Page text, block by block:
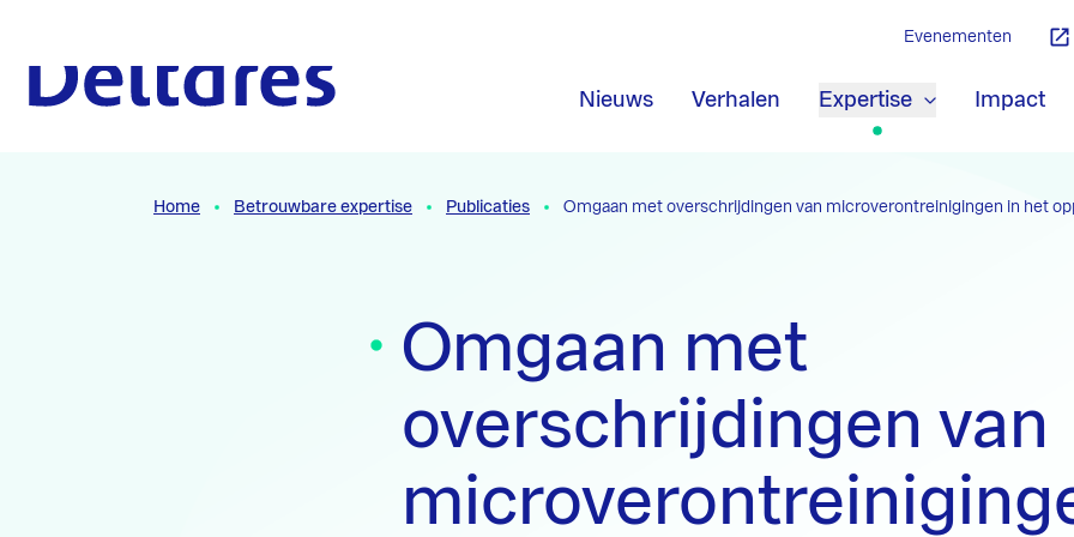
Nieuws Verhalen Expertise Impact
Evenementen
Home Betrouwbare expertise Publicaties Omgaan met overschrijdingen van microverontreinigingen in het
Omgaan met
overschrijdingen van